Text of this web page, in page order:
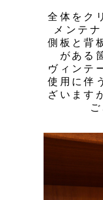
全体をク
メンテ
側板と背
がある
ヴィンテ
使用に伴
ざいます